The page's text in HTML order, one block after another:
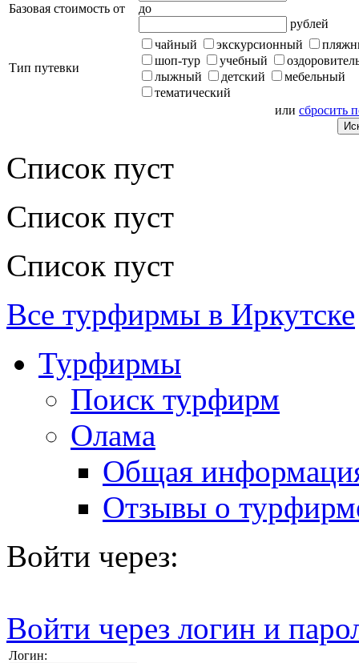
Базовая стоимость от
до
рублей
Тип путевки
чайный экскурсионный
шоп-тур
учебный
лыжный
детский
мебельный
тематический
или сбросить
Список пуст
Список пуст
Список пуст
Все турфирмы в Иркутске
Турфирмы
Поиск турфирм
Олама
Общая
Отзывы о
Войти через:
Войти через логин и
Логин: